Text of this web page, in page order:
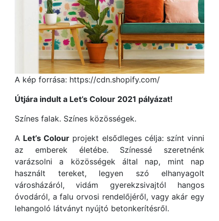
A kép forrása: https://cdn.shopify.com/
Útjára indult a Let’s Colour 2021 pályázat!
Színes falak. Színes közösségek.
A Let’s Colour projekt elsődleges célja: színt vinni
az emberek életébe. Színessé szeretnénk
varázsolni a közösségek által nap, mint nap
használt tereket, legyen szó elhanyagolt
városházáról, vidám gyerekzsivajtól hangos
óvodáról, a falu orvosi rendelőjéről, vagy akár egy
lehangoló látványt nyújtó betonkerítésről.